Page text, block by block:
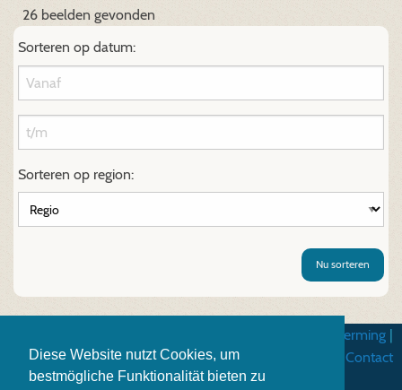
Diese Website nutzt Cookies, um
bestmögliche Funktionalität bieten zu
26 beelden gevonden
Sorteren op datum:
Sorteren op region:
Nu sorteren
Gegevensbescherming
Contact